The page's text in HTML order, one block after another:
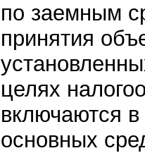
по заемным
принятия
целях
включаются
основных